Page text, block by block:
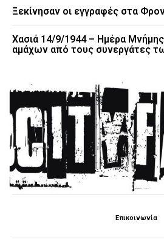
Ξεκίνησαν οι εγγραφές στα
Χασιά 14/9/1944 – Ημέρα Μνήμης
αμάχων από τους συνεργάτες
Επικοινωνία